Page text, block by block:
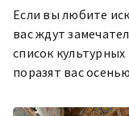
Если вы любите
вас ждут
список
поразят вас